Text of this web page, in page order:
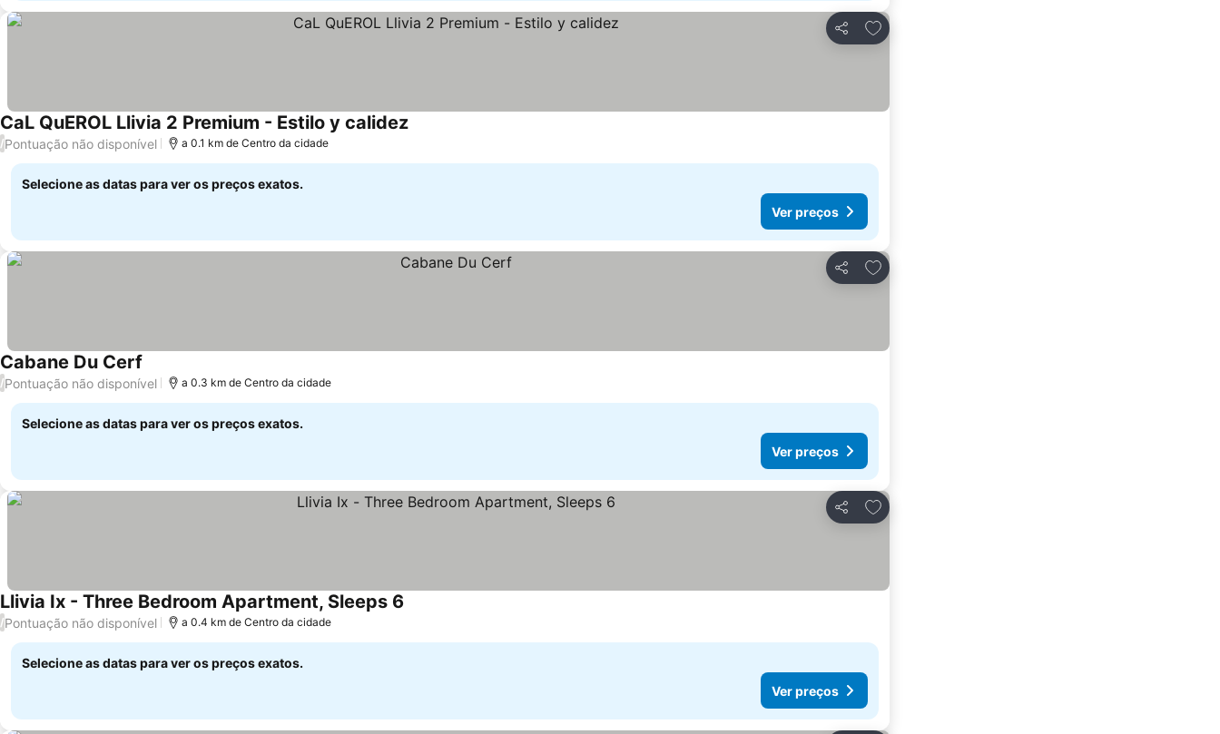
Partilhar
Adicionar aos favoritos
CaL QuEROL Llivia 2 Premium - Estilo y calidez
/Pontuação não disponível a 0.1 km de Centro da cidade
Selecione as datas para ver os preços exatos.
Ver preços
Partilhar
Adicionar aos favoritos
Cabane Du Cerf
/Pontuação não disponível a 0.3 km de Centro da cidade
Selecione as datas para ver os preços exatos.
Ver preços
Partilhar
Adicionar aos favoritos
Llivia Ix - Three Bedroom Apartment, Sleeps 6
/Pontuação não disponível a 0.4 km de Centro da cidade
Selecione as datas para ver os preços exatos.
Ver preços